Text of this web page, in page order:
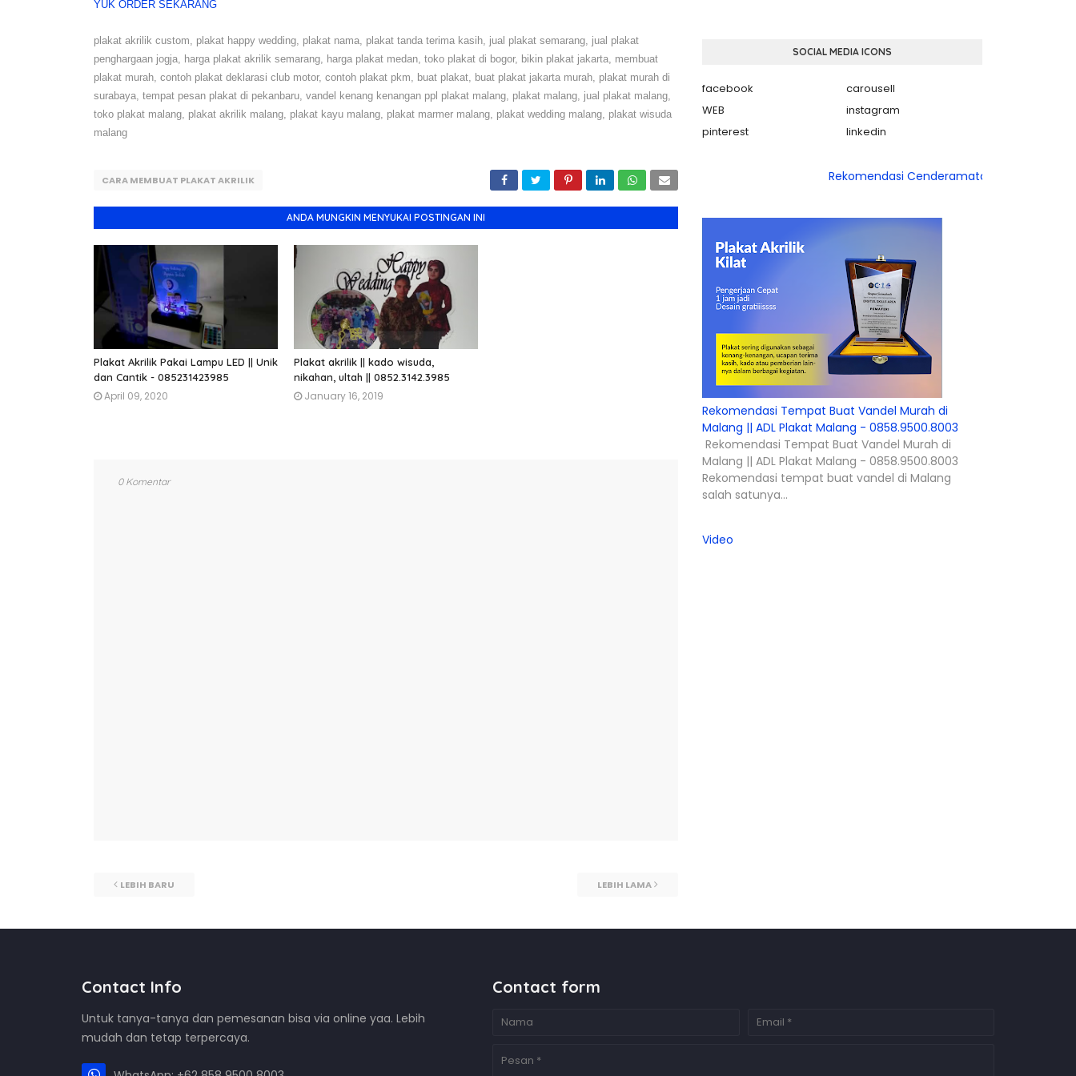
YUK ORDER SEKARANG
plakat akrilik custom, plakat happy wedding, plakat nama, plakat tanda terima kasih, jual plakat semarang, jual plakat
penghargaan jogja, harga plakat akrilik semarang, harga plakat medan, toko plakat di bogor, bikin plakat jakarta, membuat
plakat murah, contoh plakat deklarasi club motor, contoh plakat pkm, buat plakat, buat plakat jakarta murah, plakat murah di
surabaya, tempat pesan plakat di pekanbaru, vandel kenang kenangan ppl plakat malang, plakat malang, jual plakat malang,
toko plakat malang, plakat akrilik malang, plakat kayu malang, plakat marmer malang, plakat wedding malang, plakat wisuda
malang
CARA MEMBUAT PLAKAT AKRILIK
ANDA MUNGKIN MENYUKAI POSTINGAN INI
Plakat Akrilik Pakai Lampu LED || Unik
dan Cantik - 085231423985
April 09, 2020
Plakat akrilik || kado wisuda,
nikahan, ultah || 0852.3142.3985
January 16, 2019
0 Komentar
LEBIH BARU LEBIH LAMA
SOCIAL MEDIA ICONS
facebook
carousell
WEB
instagram
pinterest
linkedin
Rekomendasi Cenderamata Wisuda Kelulusan
Rekomendasi Tempat Buat Vandel Murah di
Malang || ADL Plakat Malang - 0858.9500.8003
Rekomendasi Tempat Buat Vandel Murah di
Malang || ADL Plakat Malang - 0858.9500.8003
Rekomendasi tempat buat vandel di Malang
salah satunya...
Video
Contact Info
Untuk tanya-tanya dan pemesanan bisa via online yaa. Lebih
mudah dan tetap terpercaya.
Contact form